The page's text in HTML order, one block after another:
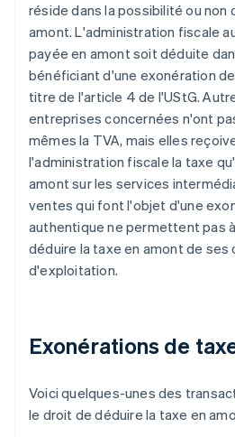
réside dans la possibilité ou non
amont. L'administration fiscale
payée en amont soit déduite
bénéficiant d'une exonération
titre de l'article 4 de l'UStG.
entreprises concernées n'ont
mêmes la TVA, mais elles
l'administration fiscale la taxe
amont sur les services
ventes qui font l'objet d'une
authentique ne permettent pas
déduire la taxe en amont de ses
d'exploitation.
Exonérations de
Voici quelques-unes des
le droit de déduire la taxe en